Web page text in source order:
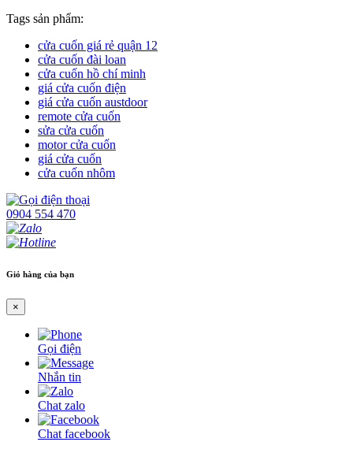
Tags sản phẩm:
cửa cuốn giá rẻ quận 12
cửa cuốn đài loan
cửa cuốn hồ chí minh
giá cửa cuốn điện
giá cửa cuốn austdoor
remote cửa cuốn
sửa cửa cuốn
motor cửa cuốn
giá cửa cuốn
cửa cuốn nhôm
0904 554 470
Giỏ hàng của bạn
×
Gọi điện
Nhắn tin
Chat zalo
Chat facebook